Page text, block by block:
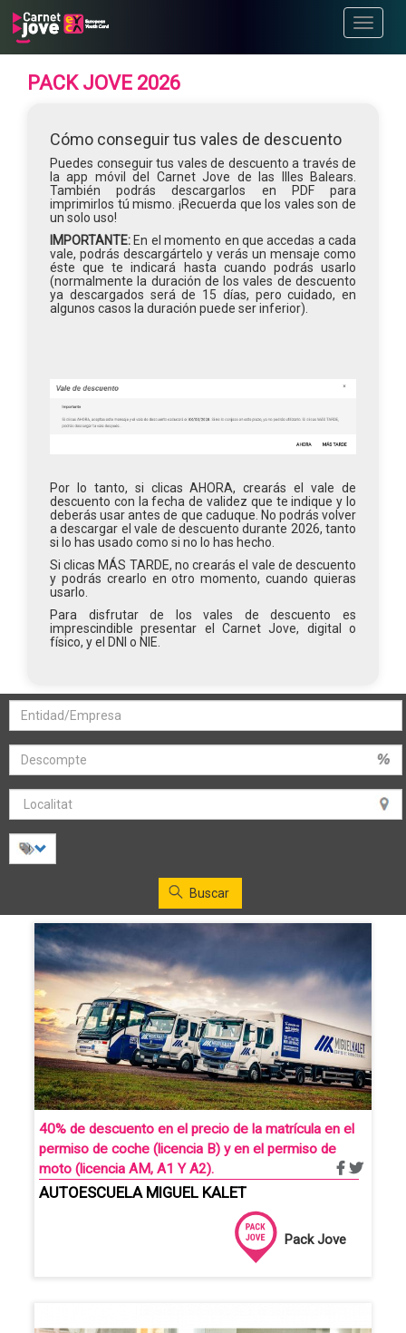
Toggle
PACK JOVE 2026
Cómo conseguir tus vales de descuento
Puedes conseguir tus vales de descuento a través de
la app móvil del Carnet Jove de las Illes Balears.
También podrás descargarlos en PDF para
imprimirlos tú mismo. ¡Recuerda que los vales son de
un solo uso!
IMPORTANTE: En el momento en que accedas a cada
vale, podrás descargártelo y verás un mensaje como
éste que te indicará hasta cuando podrás usarlo
(normalmente la duración de los vales de descuento
ya descargados será de 15 días, pero cuidado, en
algunos casos la duración puede ser inferior).
Por lo tanto, si clicas AHORA, crearás el vale de
descuento con la fecha de validez que te indique y lo
deberás usar antes de que caduque. No podrás volver
a descargar el vale de descuento durante 2026, tanto
si lo has usado como si no lo has hecho.
Si clicas MÁS TARDE, no crearás el vale de descuento
y podrás crearlo en otro momento, cuando quieras
usarlo.
Para disfrutar de los vales de descuento es
imprescindible presentar el Carnet Jove, digital o
físico, y el DNI o NIE.
Buscar
Pack Jove
40% de descuento en el precio de la matrícula en el
permiso de coche (licencia B) y en el permiso de
moto (licencia AM, A1 Y A2).
AUTOESCUELA MIGUEL KALET